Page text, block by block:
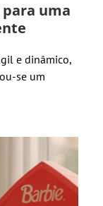
uma
e dinâmico,
se um